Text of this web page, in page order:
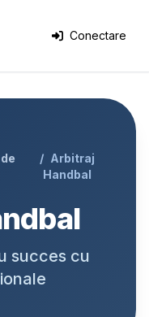
Conectare
Arbitraj
Handbal
succes cu